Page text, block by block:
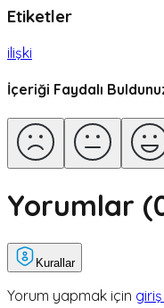
Etiketler
ilişki
İçeriği Faydalı
Yorumlar (
Kurallar
Yorum yapmak için giriş